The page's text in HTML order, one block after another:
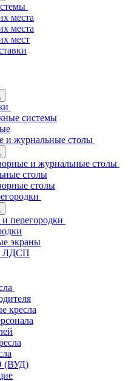
места
места
мест
системы
и журнальные столы
и журнальные столы
столы
столы
перегородки
экраны
ЛДСП
кресла
(ВУД)